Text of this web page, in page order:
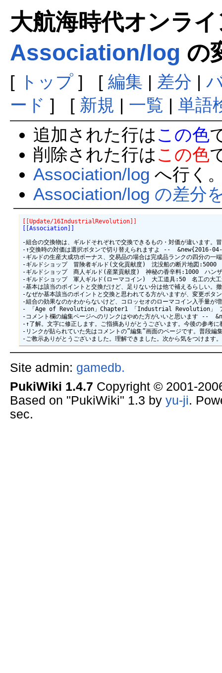
大航海時代オンラ
Association/log の
[ トップ] [ 編集 | 差分 |
ード ] [ 新規 | 一覧 | 単語
追加された行は この色
削除された行は この色
Association/log へ行く
Association/log の差分
[[Update/16IndustrialRevolution]]
[[Association]]
-組合の交換物は、ギルドそれぞれで交換できるもの・対価が違いま
-↑交換時の対価は選択ボタンで切り替えられますよ --
-ギルドの生産大成功ボーナス、交易品の場合は完成品ランクの四分
-ギルドショップ　冒険者ギルド(文化貢献度)　沈没船の断片地図
-ギルドショップ　商人ギルド(産業貢献度)　神秘の香辛料:1000　
-ギルドショップ　軍人ギルド(ローマコイン)　大工道具:50　名工
-基本は該当のポイントと交換だけど、足りない分は他で補えるらし
-なぜか基本該当のポイントと交換と思われてる方がいますが、変
-組合の効果なのかわからないけど、コロッセオのローマコイン入手
- 「Age of Revolution」Chapter1 「Industrial Revolution」 アッ
-コメント欄の編集ページへのリンクはやめた方がいいと思います
-↑了解。文字に修正します。ご指摘ありがとうございます。今後の参
-リンクが貼られていた先はコメントの”編集”画面のページです。普段
Site admin: gamedb.
PukiWiki 1.4.7 Copyright © 2001-
Based on "PukiWiki" 1.3 by yu-ji.
sec.